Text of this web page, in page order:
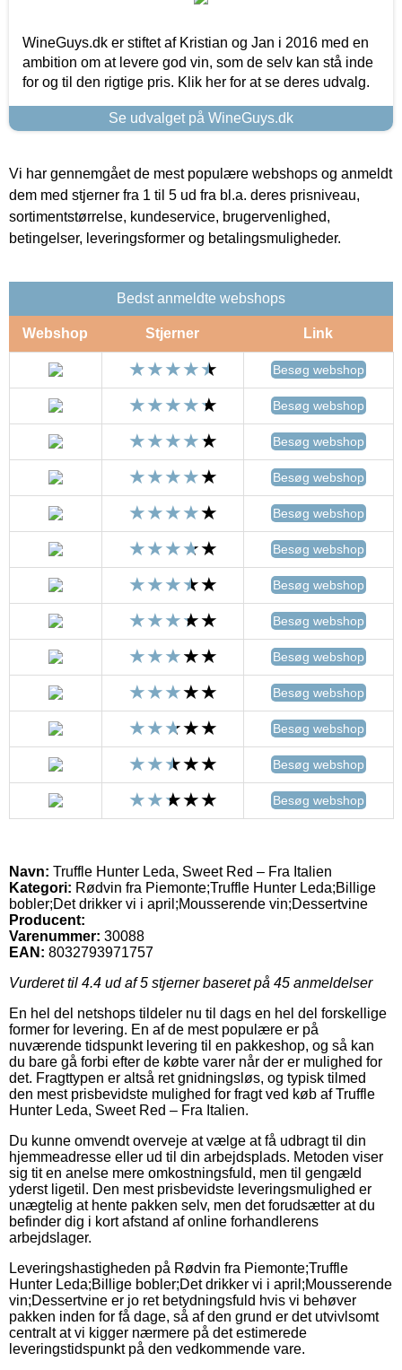
WineGuys.dk er stiftet af Kristian og Jan i 2016 med en
ambition om at levere god vin, som de selv kan stå inde
for og til den rigtige pris. Klik her for at se deres udvalg.
Se udvalget på WineGuys.dk
Vi har gennemgået de mest populære webshops og anmeldt
dem med stjerner fra 1 til 5 ud fra bl.a. deres prisniveau,
sortimentstørrelse, kundeservice, brugervenlighed,
betingelser, leveringsformer og betalingsmuligheder.
Bedst anmeldte webshops
Webshop Stjerner Link
Besøg webshop
Besøg webshop
Besøg webshop
Besøg webshop
Besøg webshop
Besøg webshop
Besøg webshop
Besøg webshop
Besøg webshop
Besøg webshop
Besøg webshop
Besøg webshop
Besøg webshop
Navn: Truffle Hunter Leda, Sweet Red – Fra Italien
Kategori: Rødvin fra Piemonte;Truffle Hunter Leda;Billige
bobler;Det drikker vi i april;Mousserende vin;Dessertvine
Producent:
Varenummer: 30088
EAN: 8032793971757
Vurderet til 4.4 ud af 5 stjerner baseret på 45 anmeldelser
En hel del netshops tildeler nu til dags en hel del forskellige
former for levering. En af de mest populære er på
nuværende tidspunkt levering til en pakkeshop, og så kan
du bare gå forbi efter de købte varer når der er mulighed for
det. Fragttypen er altså ret gnidningsløs, og typisk tilmed
den mest prisbevidste mulighed for fragt ved køb af Truffle
Hunter Leda, Sweet Red – Fra Italien.
Du kunne omvendt overveje at vælge at få udbragt til din
hjemmeadresse eller ud til din arbejdsplads. Metoden viser
sig tit en anelse mere omkostningsfuld, men til gengæld
yderst ligetil. Den mest prisbevidste leveringsmulighed er
unægtelig at hente pakken selv, men det forudsætter at du
befinder dig i kort afstand af online forhandlerens
arbejdslager.
Leveringshastigheden på Rødvin fra Piemonte;Truffle
Hunter Leda;Billige bobler;Det drikker vi i april;Mousserende
vin;Dessertvine er jo ret betydningsfuld hvis vi behøver
pakken inden for få dage, så af den grund er det utvivlsomt
centralt at vi kigger nærmere på det estimerede
leveringstidspunkt på den vedkommende vare.